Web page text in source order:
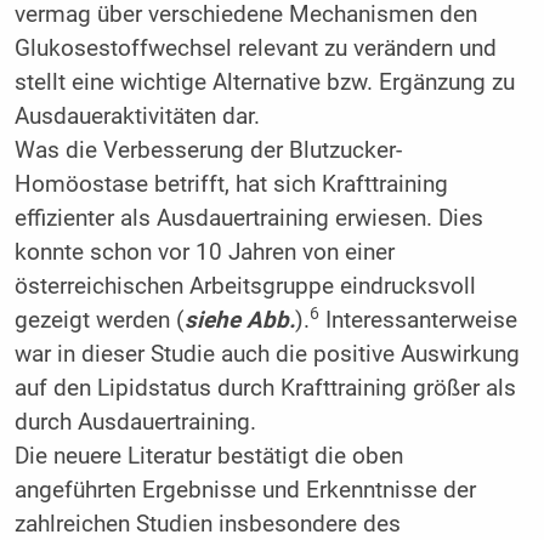
vermag über verschiedene Mechanismen den
Glukosestoffwechsel relevant zu verändern und
stellt eine wichtige Alternative bzw. Ergänzung zu
Ausdaueraktivitäten dar.
Was die Verbesserung der Blutzucker-
Homöostase betrifft, hat sich Krafttraining
effizienter als Ausdauertraining erwiesen. Dies
konnte schon vor 10 Jahren von einer
österreichischen Arbeitsgruppe eindrucksvoll
gezeigt werden (siehe Abb.).6Interessanterweise
war in dieser Studie auch die positive Auswirkung
auf den Lipidstatus durch Krafttraining größer als
durch Ausdauertraining.
Die neuere Literatur bestätigt die oben
angeführten Ergebnisse und Erkenntnisse der
zahlreichen Studien insbesondere des